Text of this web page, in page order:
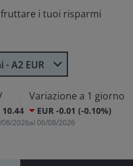
i tuoi risparmi
azioni
- A2 EUR
10.44
2026
Variazione a 1 giorno
EUR -0.01 (-0.10%)
al 06/08/2026